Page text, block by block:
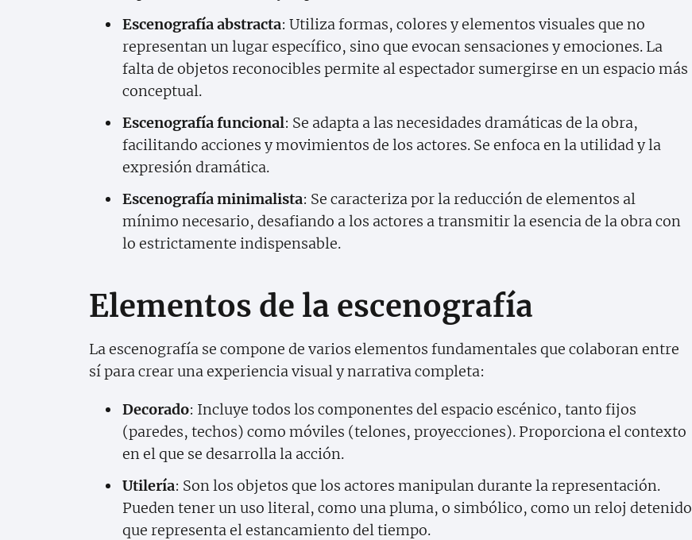
Escenografía abstracta: Utiliza formas, colores y elementos visuales que no
representan un lugar específico, sino que evocan sensaciones y emociones. La
falta de objetos reconocibles permite al espectador sumergirse en un espacio más
conceptual.
Escenografía funcional: Se adapta a las necesidades dramáticas de la obra,
facilitando acciones y movimientos de los actores. Se enfoca en la utilidad y la
expresión dramática.
Escenografía minimalista: Se caracteriza por la reducción de elementos al
mínimo necesario, desafiando a los actores a transmitir la esencia de la obra con
lo estrictamente indispensable.
Elementos de la escenografía
La escenografía se compone de varios elementos fundamentales que colaboran entre
sí para crear una experiencia visual y narrativa completa:
Decorado: Incluye todos los componentes del espacio escénico, tanto fijos
(paredes, techos) como móviles (telones, proyecciones). Proporciona el contexto
en el que se desarrolla la acción.
Utilería: Son los objetos que los actores manipulan durante la representación.
Pueden tener un uso literal, como una pluma, o simbólico, como un reloj detenido
que representa el estancamiento del tiempo.